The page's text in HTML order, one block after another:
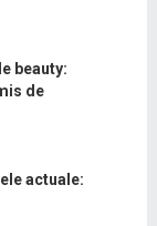
beauty:
de
actuale: